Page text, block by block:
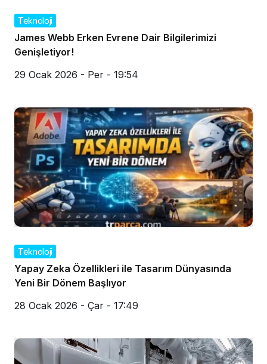
Teknoloji
James Webb Erken Evrene Dair Bilgilerimizi
Genişletiyor!
29 Ocak 2026 - Per - 19:54
Teknoloji
Yapay Zeka Özellikleri ile Tasarım Dünyasında
Yeni Bir Dönem Başlıyor
28 Ocak 2026 - Çar - 17:49